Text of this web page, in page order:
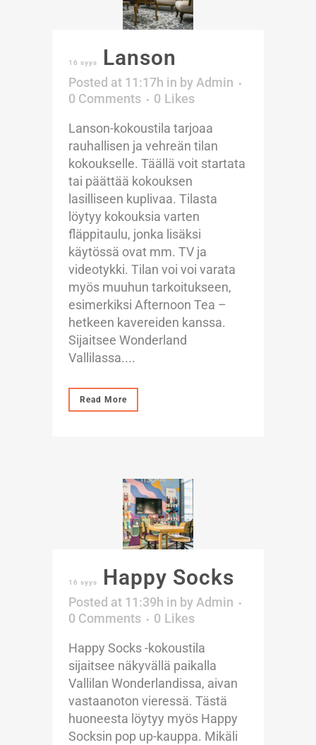
16 syys Lanson
Posted at 11:17h in by Admin
0 Comments
0 Likes
Lanson-kokoustila tarjoaa
rauhallisen ja vehreän tilan
kokoukselle. Täällä voit startata
tai päättää kokouksen
lasilliseen kuplivaa. Tilasta
löytyy kokouksia varten
fläppitaulu, jonka lisäksi
käytössä ovat mm. TV ja
videotykki. Tilan voi voi varata
myös muuhun tarkoitukseen,
esimerkiksi Afternoon Tea –
hetkeen kavereiden kanssa.
Sijaitsee Wonderland
Vallilassa....
Read More
16 syys Happy Socks
Posted at 11:39h in by Admin
0 Comments
0 Likes
Happy Socks -kokoustila
sijaitsee näkyvällä paikalla
Vallilan Wonderlandissa, aivan
vastaanoton vieressä. Tästä
huoneesta löytyy myös Happy
Socksin pop up-kauppa. Mikäli